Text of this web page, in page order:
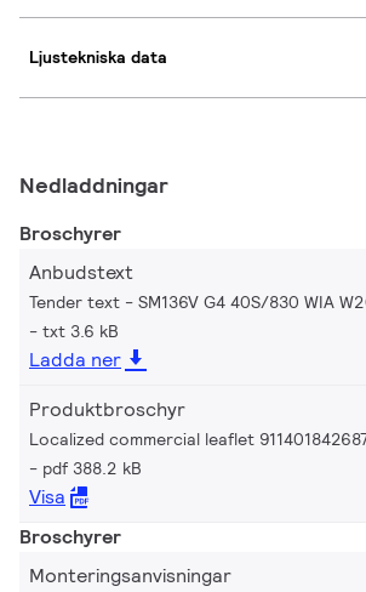
Ljustekniska data
Nedladdningar
Broschyrer
Anbudstext
Tender text - SM136V G4 40S/830 WIA
txt 3.6 kB
Ladda ner
Produktbroschyr
Localized commercial leaflet
pdf 388.2 kB
Visa
Broschyrer
Monteringsanvisningar